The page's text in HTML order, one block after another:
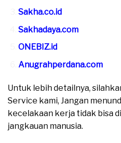
Sakha.co.id
Sakhadaya.com
ONEBIZ.id
Anugrahperdana.com
Untuk lebih detailnya,
Service kami, Jangan
kecelakaan kerja tidak bisa
jangkauan manusia.